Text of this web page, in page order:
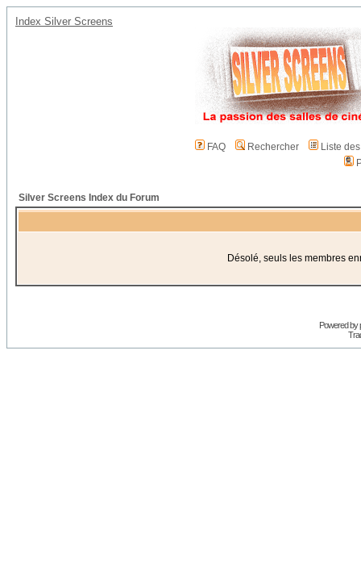
Index Silver Screens
FAQ Rechercher
Liste
Silver Screens Index du Forum
Désolé, seuls les membres
Powered by